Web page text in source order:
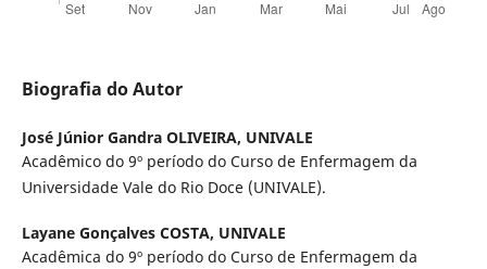
Biografia do Autor
José Júnior Gandra OLIVEIRA, UNIVALE
Acadêmico do 9º período do Curso de Enfermagem da
Universidade Vale do Rio Doce (UNIVALE).
Layane Gonçalves COSTA, UNIVALE
Acadêmica do 9º período do Curso de Enfermagem da